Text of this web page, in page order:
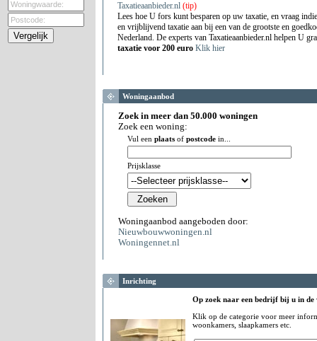
Taxatieaanbieder.nl (tip)
Lees hoe U fors kunt besparen op uw taxatie, en vraag
en vrijblijvend taxatie aan bij een van de grootste en
Nederland. De experts van Taxatieaanbieder.nl helpen U
taxatie voor 200 euro Klik hier
Woningaanbod
Zoek in meer dan 50.000 woningen
Zoek een woning:
Vul een plaats of postcode in...
Prijsklasse
Woningaanbod aangeboden door:
Nieuwbouwwoningen.nl
Woningennet.nl
Inrichting
Op zoek naar een bedrijf bij u in
Klik op de categorie voor meer
woonkamers, slaapkamers etc.